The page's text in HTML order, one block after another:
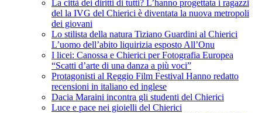
La città dei diritti di tutti? L’hanno progettata i ragazzi
del la IVG del Chierici è diventata la nuova metropoli
dei giovani
Lo stilista della natura Tiziano Guardini al Chierici
L’uomo dell’abito liquirizia esposto All’Onu
I licei: Canossa e Chierici per Fotografia Europea
“Scatti d’arte di una danza a più voci”
Protagonisti al Reggio Film Festival Hanno redatto
recensioni in italiano ed inglese
Dacia Maraini incontra gli studenti del Chierici
Luce e pace nei gioielli del Chierici